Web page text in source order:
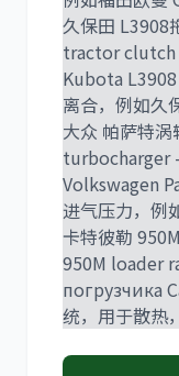
久保田 L3908
tractor
Kubota
离合，例如久
大众 帕萨特
turbocharger
Volkswagen
进气压力，例
卡特彼勒
950M loader
погрузчика
统，用于散热